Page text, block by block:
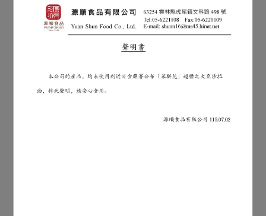
手作糙米餅乾-原味
【箱購】輕焙腰果 (140g/